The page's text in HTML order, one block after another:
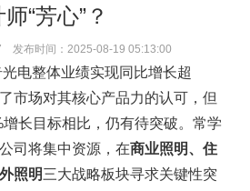
“芳心”？
发布时间：2025-08-19 05:13:00
电整体业绩实现同比增长超
市场对其核心产品力的认可，但
长目标相比，仍有待突破。常学
司将集中资源，在商业照明、住
照明三大战略板块寻求关键性突